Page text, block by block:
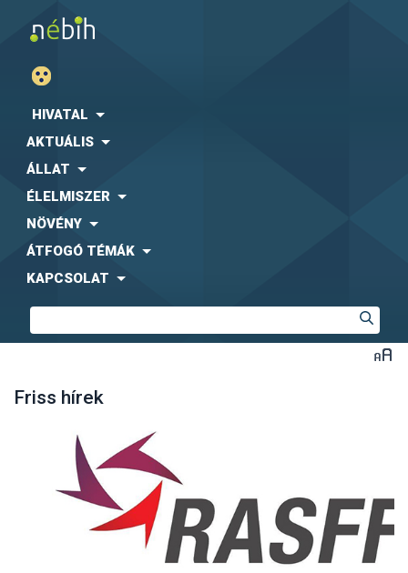
HIVATAL
AKTUÁLIS
ÁLLAT
ÉLELMISZER
NÖVÉNY
ÁTFOGÓ TÉMÁK
KAPCSOLAT
Friss hírek